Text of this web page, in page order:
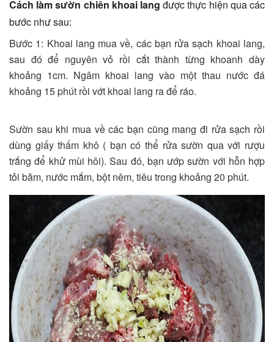
Cách làm sườn chiên khoai lang được thực hiện qua các
bước như sau:
Bước 1: Khoai lang mua về, các bạn rửa sạch khoai lang,
sau đó để nguyên vỏ rồi cắt thành từng khoanh dày
khoảng 1cm. Ngâm khoai lang vào một thau nước đá
khoảng 15 phút rồi vớt khoai lang ra để ráo.
Sườn sau khi mua về các bạn cũng mang đi rửa sạch rồi
dùng giấy thấm khô ( bạn có thể rửa sườn qua với rượu
trắng để khử mùi hôi). Sau đó, bạn ướp sườn với hỗn hợp
tỏi băm, nước mắm, bột nêm, tiêu trong khoảng 20 phút.